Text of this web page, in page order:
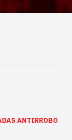
ANTIRROBO